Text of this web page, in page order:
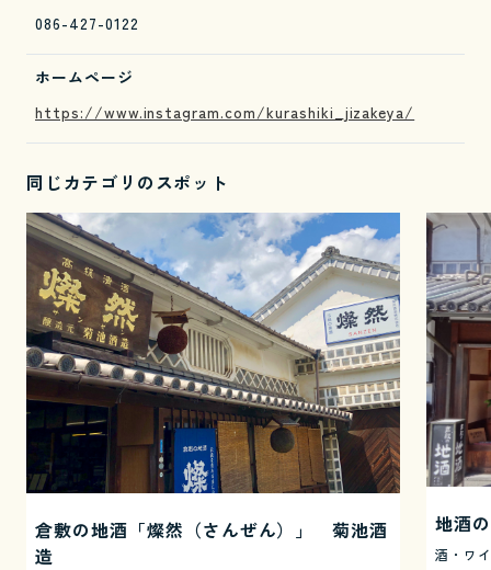
086-427-0122
ホームページ
https://www.instagram.com/kurashiki_jizakeya/
同じカテゴリのスポット
倉敷の地酒「燦然（さんぜん）」 菊池酒
造
地酒
酒・ワ